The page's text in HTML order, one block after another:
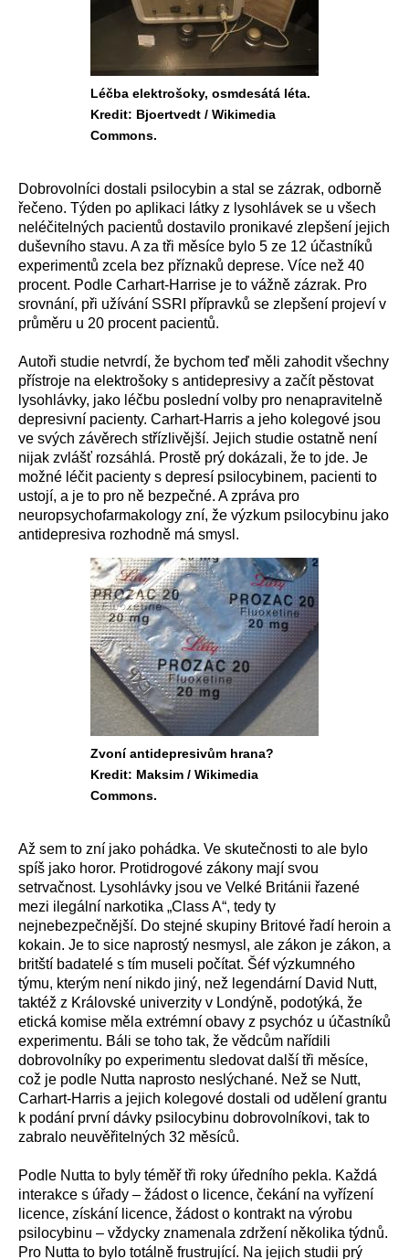
Léčba elektrošoky, osmdesátá léta.
Kredit: Bjoertvedt / Wikimedia
Commons.
Dobrovolníci dostali psilocybin a stal se zázrak, odborně
řečeno. Týden po aplikaci látky z lysohlávek se u všech
neléčitelných pacientů dostavilo pronikavé zlepšení jejich
duševního stavu. A za tři měsíce bylo 5 ze 12 účastníků
experimentů zcela bez příznaků deprese. Více než 40
procent. Podle Carhart-Harrise je to vážně zázrak. Pro
srovnání, při užívání SSRI přípravků se zlepšení projeví v
průměru u 20 procent pacientů.
Autoři studie netvrdí, že bychom teď měli zahodit všechny
přístroje na elektrošoky s antidepresivy a začít pěstovat
lysohlávky, jako léčbu poslední volby pro nenapravitelně
depresivní pacienty. Carhart-Harris a jeho kolegové jsou
ve svých závěrech střízlivější. Jejich studie ostatně není
nijak zvlášť rozsáhlá. Prostě prý dokázali, že to jde. Je
možné léčit pacienty s depresí psilocybinem, pacienti to
ustojí, a je to pro ně bezpečné. A zpráva pro
neuropsychofarmakology zní, že výzkum psilocybinu jako
antidepresiva rozhodně má smysl.
Zvoní antidepresivům hrana?
Kredit: Maksim / Wikimedia
Commons.
Až sem to zní jako pohádka. Ve skutečnosti to ale bylo
spíš jako horor. Protidrogové zákony mají svou
setrvačnost. Lysohlávky jsou ve Velké Británii řazené
mezi ilegální narkotika „Class A“, tedy ty
nejnebezpečnější. Do stejné skupiny Britové řadí heroin a
kokain. Je to sice naprostý nesmysl, ale zákon je zákon, a
britští badatelé s tím museli počítat. Šéf výzkumného
týmu, kterým není nikdo jiný, než legendární David Nutt,
taktéž z Královské univerzity v Londýně, podotýká, že
etická komise měla extrémní obavy z psychóz u účastníků
experimentu. Báli se toho tak, že vědcům nařídili
dobrovolníky po experimentu sledovat další tři měsíce,
což je podle Nutta naprosto neslýchané. Než se Nutt,
Carhart-Harris a jejich kolegové dostali od udělení grantu
k podání první dávky psilocybinu dobrovolníkovi, tak to
zabralo neuvěřitelných 32 měsíců.
Podle Nutta to byly téměř tři roky úředního pekla. Každá
interakce s úřady – žádost o licence, čekání na vyřízení
licence, získání licence, žádost o kontrakt na výrobu
psilocybinu – vždycky znamenala zdržení několika týdnů.
Pro Nutta to bylo totálně frustrující. Na jejich studii prý